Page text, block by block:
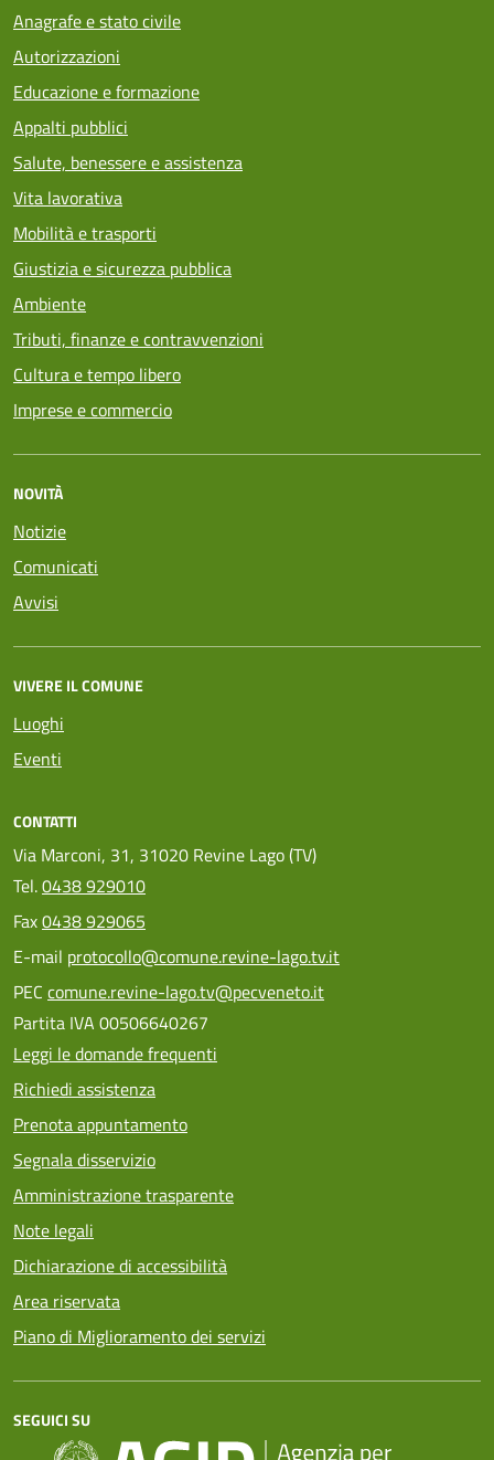
Anagrafe e stato civile
Autorizzazioni
Educazione e formazione
Appalti pubblici
Salute, benessere e assistenza
Vita lavorativa
Mobilità e trasporti
Giustizia e sicurezza pubblica
Ambiente
Tributi, finanze e contravvenzioni
Cultura e tempo libero
Imprese e commercio
NOVITÀ
Notizie
Comunicati
Avvisi
VIVERE IL COMUNE
Luoghi
Eventi
CONTATTI
Via Marconi, 31, 31020 Revine Lago (TV)
Tel.0438 929010
Fax0438 929065
E-mail protocollo@comune.revine-lago.tv.it
PEC comune.revine-lago.tv@pecveneto.it
Partita IVA 00506640267
Leggi le domande frequenti
Richiedi assistenza
Prenota appuntamento
Segnala disservizio
Amministrazione trasparente
Note legali
Dichiarazione di accessibilità
Area riservata
Piano di Miglioramento dei servizi
SEGUICI SU